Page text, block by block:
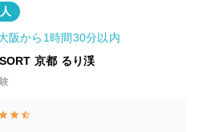
阪から1時間30分以内
京都 るり渓